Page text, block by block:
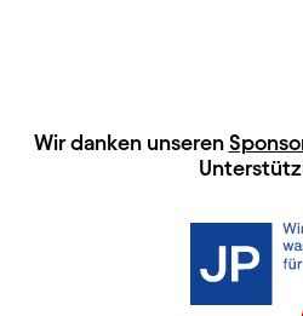
HAUPTSPONSOREN
Wir danken unseren